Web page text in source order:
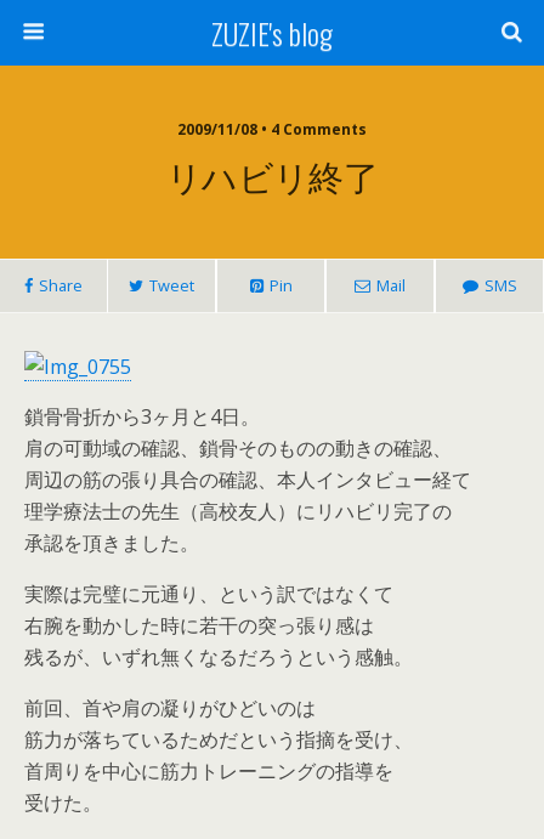
ZUZIE's blog
2009/11/08 • 4 Comments
リハビリ終了
Share Tweet Pin Mail SMS
鎖骨骨折から3ヶ月と4日。
肩の可動域の確認、鎖骨そのものの動きの確認、
周辺の筋の張り具合の確認、本人インタビュー経て
理学療法士の先生（高校友人）にリハビリ完了の
承認を頂きました。
実際は完璧に元通り、という訳ではなくて
右腕を動かした時に若干の突っ張り感は
残るが、いずれ無くなるだろうという感触。
前回、首や肩の凝りがひどいのは
筋力が落ちているためだという指摘を受け、
首周りを中心に筋力トレーニングの指導を
受けた。